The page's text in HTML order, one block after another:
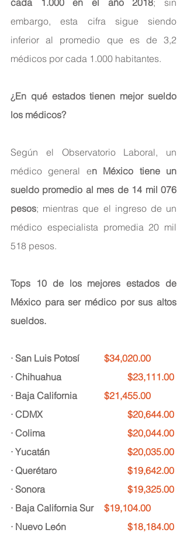
embargo, esta cifra sigue siendo
inferior al promedio que es de 3,2
médicos por cada 1.000 habitantes.
¿En qué estados tienen mejor sueldo
los médicos?
Según el Observatorio Laboral, un
médico general en México tiene un
sueldo promedio al mes de 14 mil 076
pesos; mientras que el ingreso de un
médico especialista promedia 20 mil
518 pesos.
Tops 10 de los mejores estados de
México para ser médico por sus altos
sueldos.
· San Luis Potosí
$34,020.00
· Chihuahua
$23,111.00
· Baja California
$21,455.00
· CDMX
$20,644.00
· Colima
$20,044.00
· Yucatán
$20,035.00
· Querétaro
$19,642.00
· Sonora
$19,325.00
· Baja California Sur $19,104.00
· Nuevo León
$18,184.00